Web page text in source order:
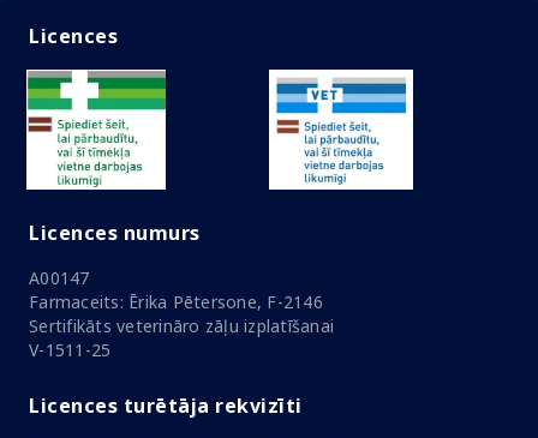
Licences
Licences numurs
A00147
Farmaceits: Ērika Pētersone, F-2146
Sertifikāts veterināro zāļu izplatīšanai
V-1511-25
Licences turētāja rekvizīti